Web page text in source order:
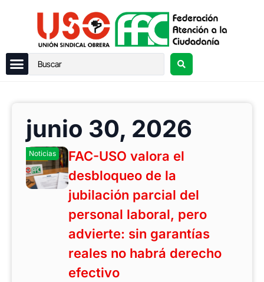
junio 30, 2026
Noticias
FAC-USO valora el
desbloqueo de la
jubilación parcial del
personal laboral, pero
advierte: sin garantías
reales no habrá derecho
efectivo